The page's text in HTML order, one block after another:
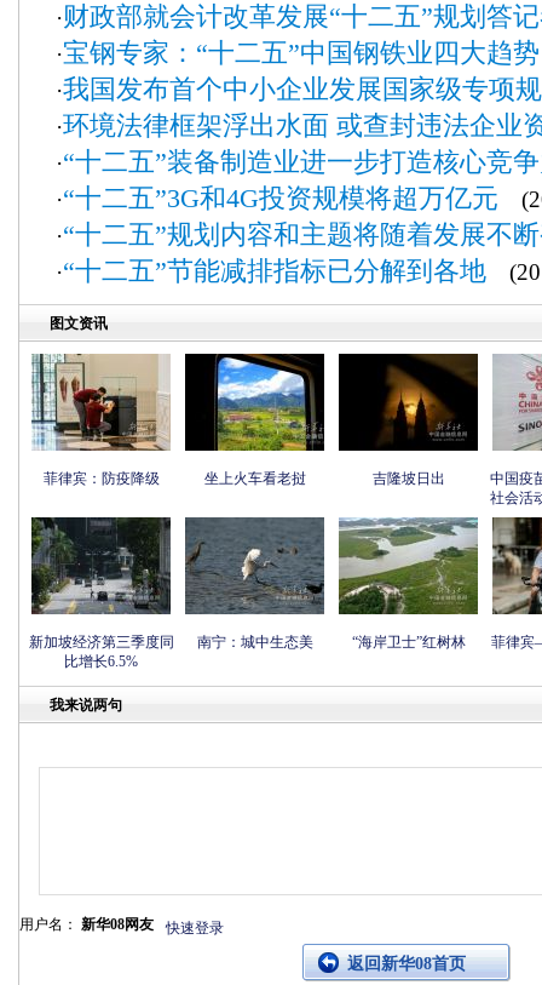
·财政部就会计改革发展“十二五”规划答
·宝钢专家：“十二五”中国钢铁业四大趋势
·我国发布首个中小企业发展国家级专项
·环境法律框架浮出水面 或查封违法企业
·“十二五”装备制造业进一步打造核心竞
·“十二五”3G和4G投资规模将超万亿元
·“十二五”规划内容和主题将随着发展不
·“十二五”节能减排指标已分解到各地
图文资讯
菲律宾：防疫降级 坐上火车看老挝 吉隆坡日出
中国疫
社会活
新加坡经济第三季度同
比增长6.5%
南宁：城中生态美 “海岸卫士”红树林 菲律宾
我来说两句
用户名： 新华08网友 快速登录
返回新华08首页